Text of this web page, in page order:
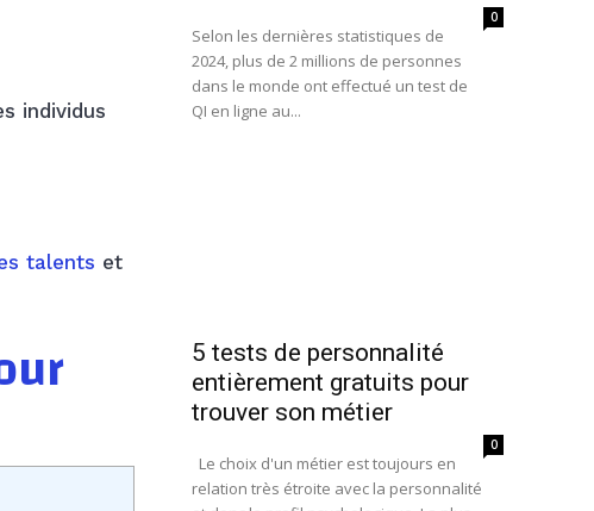
individus
talents et
0
Selon les dernières statistiques de
2024, plus de 2 millions de personnes
dans le monde ont effectué un test de
QI en ligne au...
5 tests de personnalité
entièrement gratuits pour
trouver son métier
0
Le choix d'un métier est toujours en
relation très étroite avec la personnalité